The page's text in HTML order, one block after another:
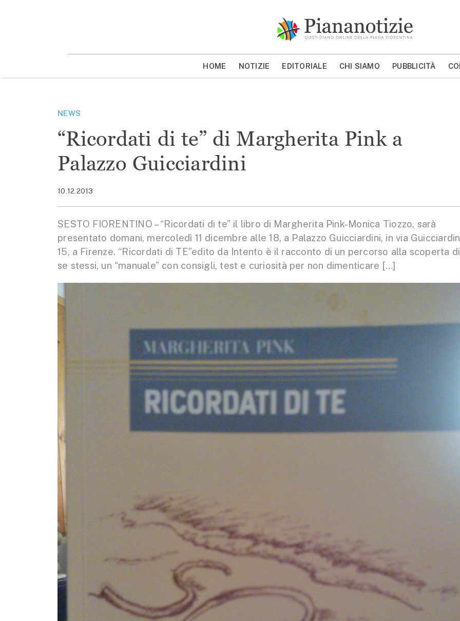
MOSTRA/NASCONDI CERCA
HOME NOTIZIE EDITORIALE CHI SIAMO PUBBLICITÀ
NEWS
“Ricordati di te” di Margherita Pink a
Palazzo Guicciardini
10.12.2013
SESTO FIORENTINO – “Ricordati di te” il libro di Margherita Pink-Monica Tiozzo, sarà
presentato domani, mercoledì 11 dicembre alle 18, a Palazzo Guicciardini, in via
15, a Firenze. “Ricordati di TE”edito da Intento è il racconto di un percorso alla scoperta di
se stessi, un “manuale” con consigli, test e curiosità per non dimenticare […]